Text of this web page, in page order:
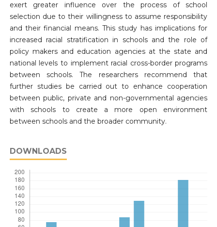
exert greater influence over the process of school
selection due to their willingness to assume responsibility
and their financial means. This study has implications for
increased racial stratification in schools and the role of
policy makers and education agencies at the state and
national levels to implement racial cross-border programs
between schools. The researchers recommend that
further studies be carried out to enhance cooperation
between public, private and non-governmental agencies
with schools to create a more open environment
between schools and the broader community.
DOWNLOADS